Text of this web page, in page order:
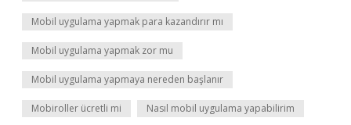
Mobil uygulama yapmak para kazandırır mı
Mobil uygulama yapmak zor mu
Mobil uygulama yapmaya nereden başlanır
Mobiroller ücretli mi Nasıl mobil uygulama yapabilirim